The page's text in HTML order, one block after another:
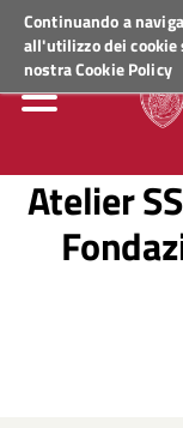
Continuando a
all'utilizzo dei
nostraCookie Policy
Regione Veneto
Atelier